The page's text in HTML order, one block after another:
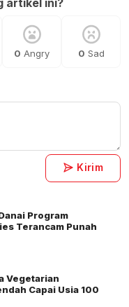
artikel ini?
0 Angry 0 Sad
Kirim
Program
Terancam Punah
Vegetarian
Capai Usia 100